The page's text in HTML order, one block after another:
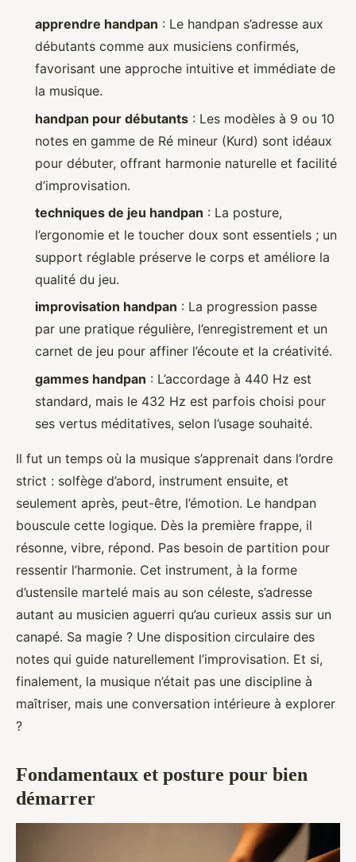
apprendre handpan : Le handpan s’adresse aux
débutants comme aux musiciens confirmés,
favorisant une approche intuitive et immédiate de
la musique.
handpan pour débutants : Les modèles à 9 ou 10
notes en gamme de Ré mineur (Kurd) sont idéaux
pour débuter, offrant harmonie naturelle et facilité
d’improvisation.
techniques de jeu handpan : La posture,
l’ergonomie et le toucher doux sont essentiels ; un
support réglable préserve le corps et améliore la
qualité du jeu.
improvisation handpan : La progression passe
par une pratique régulière, l’enregistrement et un
carnet de jeu pour affiner l’écoute et la créativité.
gammes handpan : L’accordage à 440 Hz est
standard, mais le 432 Hz est parfois choisi pour
ses vertus méditatives, selon l’usage souhaité.
Il fut un temps où la musique s’apprenait dans l’ordre
strict : solfège d’abord, instrument ensuite, et
seulement après, peut-être, l’émotion. Le handpan
bouscule cette logique. Dès la première frappe, il
résonne, vibre, répond. Pas besoin de partition pour
ressentir l’harmonie. Cet instrument, à la forme
d’ustensile martelé mais au son céleste, s’adresse
autant au musicien aguerri qu’au curieux assis sur un
canapé. Sa magie ? Une disposition circulaire des
notes qui guide naturellement l’improvisation. Et si,
finalement, la musique n’était pas une discipline à
maîtriser, mais une conversation intérieure à explorer
?
Fondamentaux et posture pour bien
démarrer